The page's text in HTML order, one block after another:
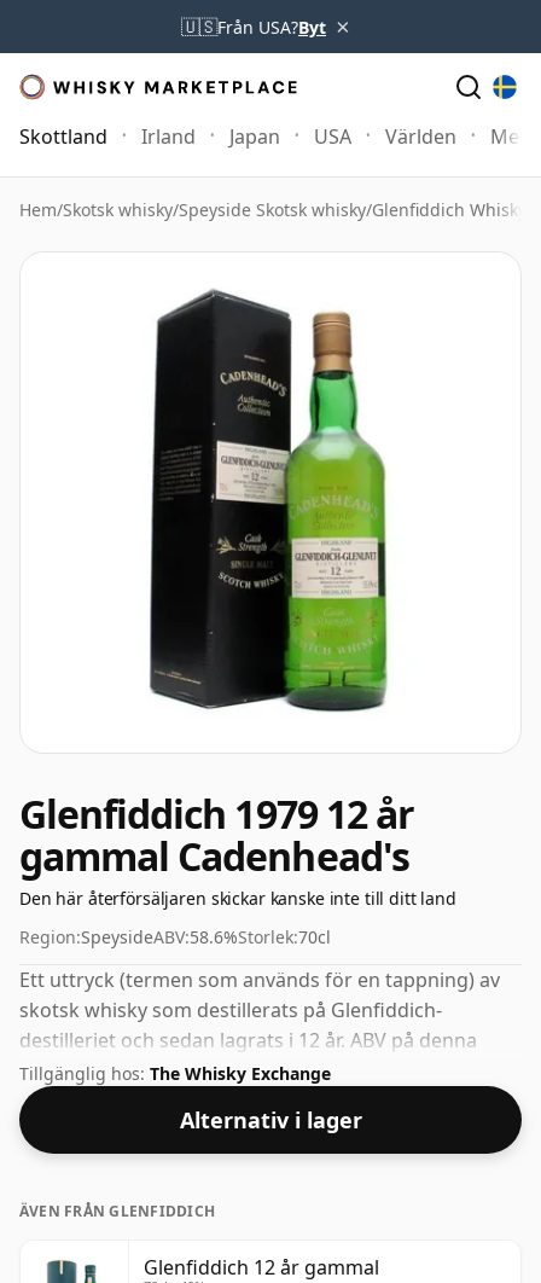
🇺🇸Från USA?Byt ×
Skottland Irland Japan USA Världen Mer
Hem/Skotsk whisky/Speyside Skotsk whisky/Glenfiddich Whisky
Glenfiddich 1979 12 år
gammal Cadenhead's
Den här återförsäljaren skickar kanske inte till ditt land
Region:SpeysideABV:58.6%Storlek:70cl
Ett uttryck (termen som används för en tappning) av
skotsk whisky som destillerats på Glenfiddich-
destilleriet och sedan lagrats i 12 år. ABV på denna
whisky är glädjande 58,6%.
Tillgänglig hos: The Whisky Exchange
Alternativ i lager
ÄVEN FRÅN GLENFIDDICH
Glenfiddich 12 år gammal